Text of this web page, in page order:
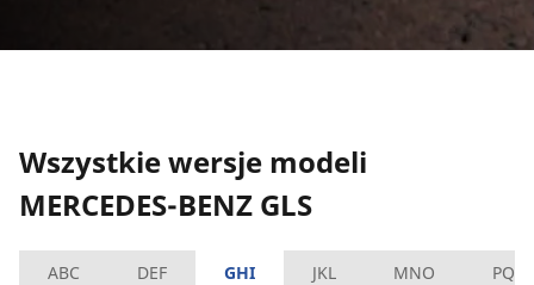
Wszystkie wersje modeli
MERCEDES-BENZ GLS
ABC DEF GHI JKL MNO PQRS